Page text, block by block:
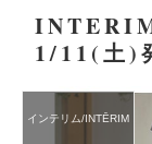
1/11(土)
インテリム/INTĒRIM